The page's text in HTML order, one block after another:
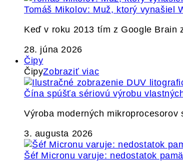
Tomáš Mikolov: Muž, ktorý vynašiel
Keď v roku 2013 tím z Google
28. júna 2026
Čipy
ČipyZobraziť viac
Čína spúšťa sériovú výrobu
Výroba moderných
3. augusta 2026
Šéf Micronu varuje: nedostatok